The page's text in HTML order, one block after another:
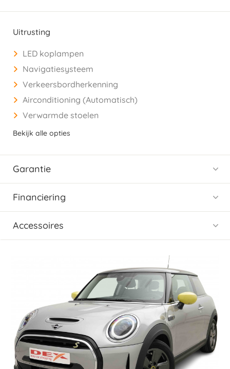
Uitrusting
LED koplampen
Navigatiesysteem
Verkeersbordherkenning
Airconditioning (Automatisch)
Verwarmde stoelen
Bekijk alle opties
Garantie
Financiering
Accessoires